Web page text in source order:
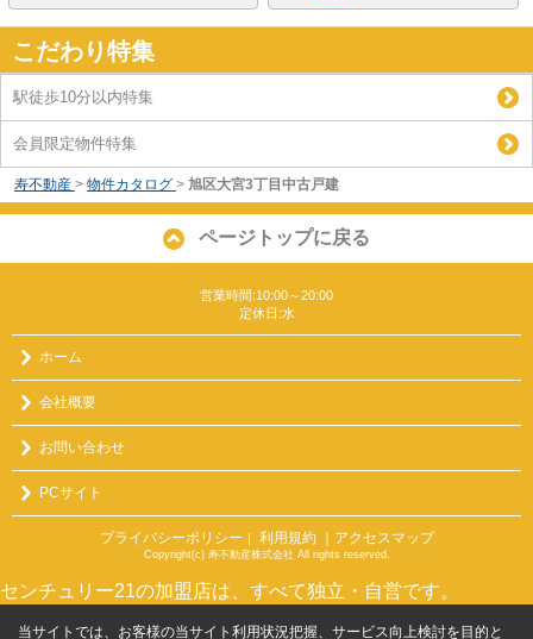
こだわり特集
駅徒歩10分以内特集
会員限定物件特集
寿不動産 > 物件カタログ > 旭区大宮3丁目中古戸建
ページトップに戻る
営業時間:10:00～20:00
定休日:水
ホーム
会社概要
お問い合わせ
PCサイト
プライバシーポリシー 利用規約 ｜アクセスマップ
Copyright(c) 寿不動産株式会社 All rights reserved.
センチュリー21の加盟店は、すべて独立・自営です。
当サイトでは、お客様の当サイト利用状況把握、サービス向上検討を目的と